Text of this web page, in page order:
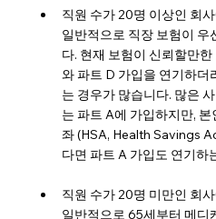
직원 수가 20명 이상인 회
일반적으로 직장 보험이
다. 현재 보험이 신뢰할만한
와 파트 D 가입을 연기하더
는 경우가 많습니다. 많은
는 파트 A에 가입하지만,
좌 (HSA, Health Savings
다면 파트 A 가입도 연기하
직원 수가 20명 미만인 회
일반적으로 65세부터 메